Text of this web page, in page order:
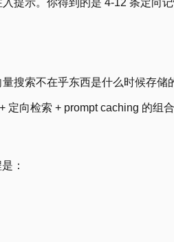
搜索不在乎东西是什么时候存储
向检索 + prompt caching 的组
：